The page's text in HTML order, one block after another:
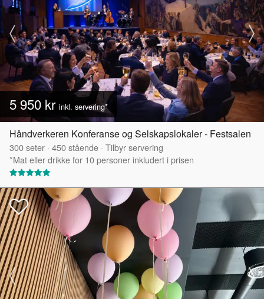
5 950 kr inkl. servering*
Håndverkeren Konferanse og Selskapslokaler - Festsalen
300seter · 450stående · Tilbyr servering
*Mat eller drikke for 10 personer inkludert i prisen